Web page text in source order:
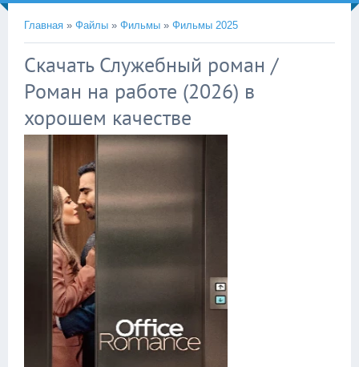
Главная » Файлы » Фильмы » Фильмы 2025
Скачать Служебный роман /
Роман на работе (2026) в
хорошем качестве